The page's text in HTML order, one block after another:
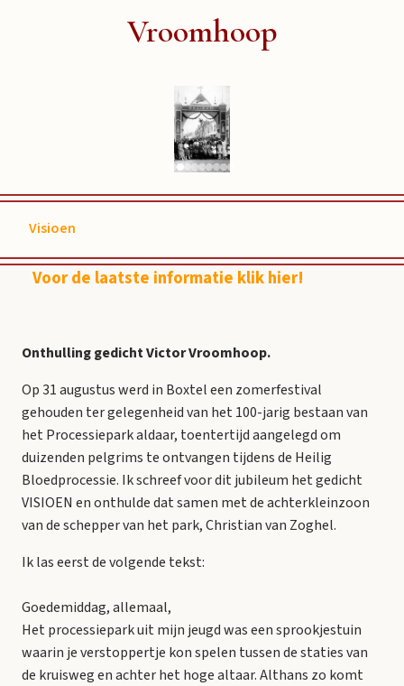
Vroomhoop
Visioen
Voor de laatste informatie klik hier!
Onthulling gedicht Victor Vroomhoop.
Op 31 augustus werd in Boxtel een zomerfestival
gehouden ter gelegenheid van het 100-jarig bestaan van
het Processiepark aldaar, toentertijd aangelegd om
duizenden pelgrims te ontvangen tijdens de Heilig
Bloedprocessie. Ik schreef voor dit jubileum het gedicht
VISIOEN en onthulde dat samen met de achterkleinzoon
van de schepper van het park, Christian van Zoghel.
Ik las eerst de volgende tekst:
Goedemiddag, allemaal,
Het processiepark uit mijn jeugd was een sprookjestuin
waarin je verstoppertje kon spelen tussen de staties van
de kruisweg en achter het hoge altaar. Althans zo komt